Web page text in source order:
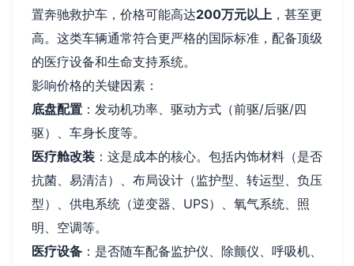
置奔驰救护车，价格可能高达200万元以上 ，甚至更
高。这类车辆通常符合更严格的国际标准，配备顶级
的医疗设备和生命支持系统。
影响价格的关键因素：
底盘配置 ：发动机功率、驱动方式（前驱/后驱/四
驱）、车身长度等。
医疗舱改装 ：这是成本的核心。包括内饰材料（是否
抗菌、易清洁）、布局设计（监护型、转运型、负压
型）、供电系统（逆变器、UPS）、氧气系统、照
明、空调等。
医疗设备 ：是否随车配备监护仪、除颤仪、呼吸机、